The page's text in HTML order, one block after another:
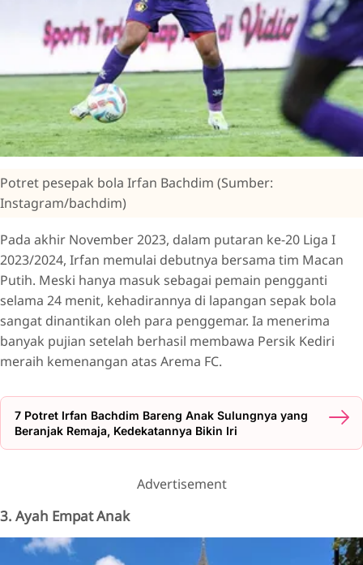
Potret pesepak bola Irfan Bachdim (Sumber:
Instagram/bachdim)
Pada akhir November 2023, dalam putaran ke-20 Liga I
2023/2024, Irfan memulai debutnya bersama tim Macan
Putih. Meski hanya masuk sebagai pemain pengganti
selama 24 menit, kehadirannya di lapangan sepak bola
sangat dinantikan oleh para penggemar. Ia menerima
banyak pujian setelah berhasil membawa Persik Kediri
meraih kemenangan atas Arema FC.
7 Potret Irfan Bachdim Bareng Anak Sulungnya yang
Beranjak Remaja, Kedekatannya Bikin Iri
Advertisement
3. Ayah Empat Anak